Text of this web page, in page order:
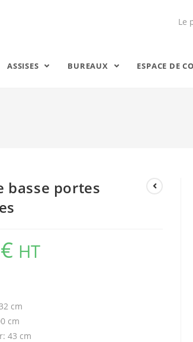
Le
ASSISES BUREAUX ESPACE DE
basse portes
€ HT
cm
cm
43 cm